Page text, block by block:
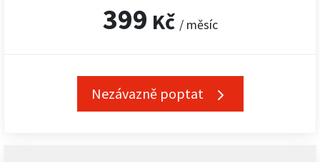
399 Kč / měsíc
Nezávazně poptat